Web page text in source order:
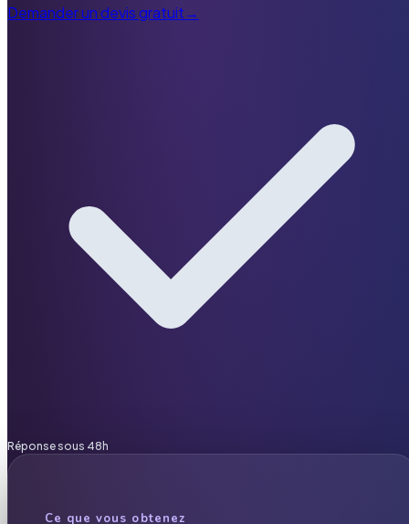
Demander un devis gratuit→
Réponse sous 48h
Ce que vous obtenez